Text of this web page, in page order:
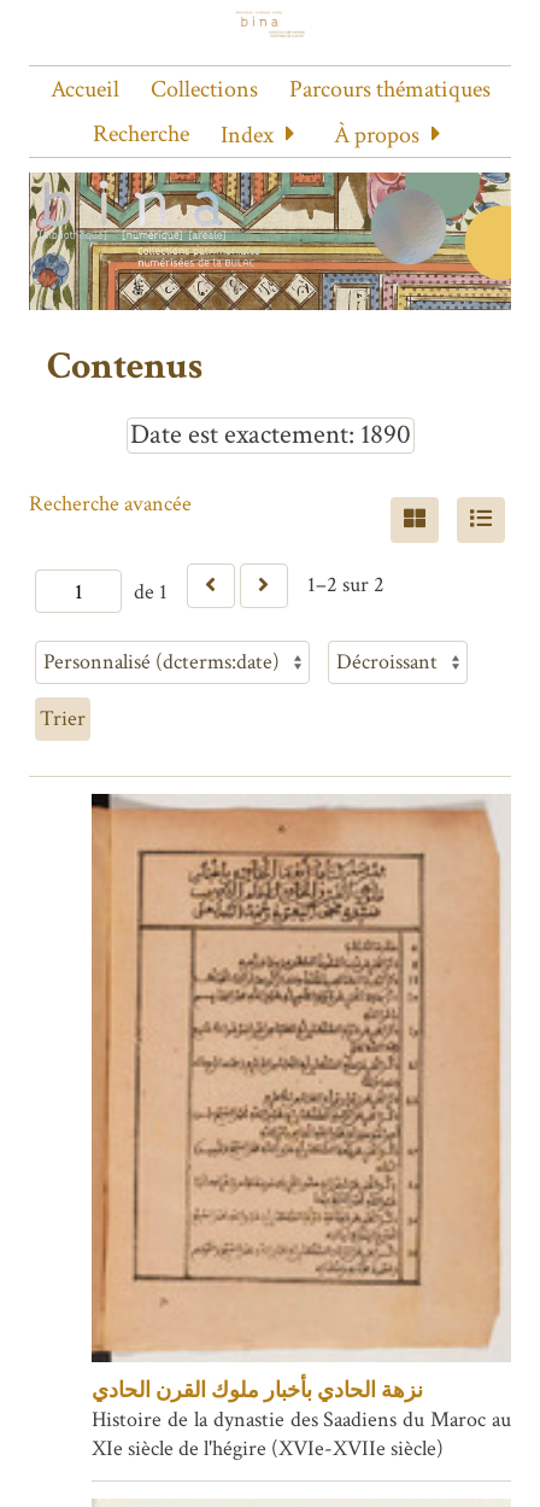
Accueil Collections
Parcours thématiques
Recherche
Index À propos
Contenus
Date est exactement 1890
de 1 1–2 sur 2
Recherche avancée
Trier
نزهة الحادي بأخبار ملوك القرن الحادي
Histoire de la dynastie des Saadiens du Maroc au
XIe siècle de l'hégire (XVIe-XVIIe siècle)